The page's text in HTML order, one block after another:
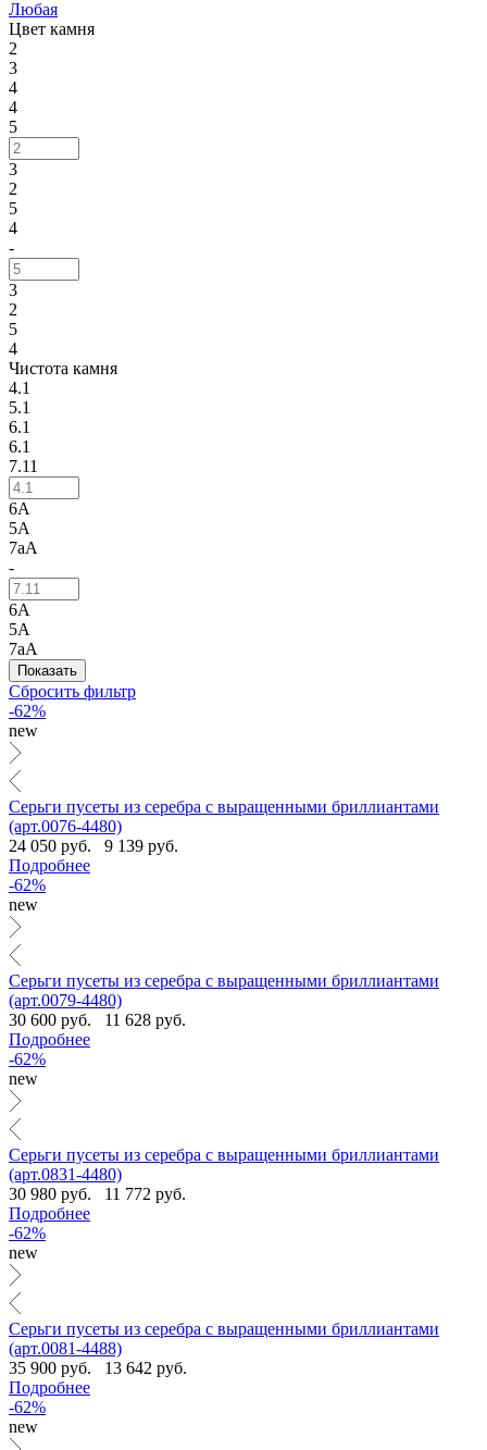
Любая
Цвет камня
2
3
4
4
5
3
2
5
4
-
3
2
5
4
Чистота камня
4.1
5.1
6.1
6.1
7.11
6А
5А
7аА
-
6А
5А
7аА
Сбросить фильтр
-62%
new
Серьги пусеты из серебра с выращенными бриллиантами
(арт.0076-4480)
24 050 руб.
9 139 руб.
Подробнее
-62%
new
Серьги пусеты из серебра с выращенными бриллиантами
(арт.0079-4480)
30 600 руб.
11 628 руб.
Подробнее
-62%
new
Серьги пусеты из серебра с выращенными бриллиантами
(арт.0831-4480)
30 980 руб.
11 772 руб.
Подробнее
-62%
new
Серьги пусеты из серебра с выращенными бриллиантами
(арт.0081-4488)
35 900 руб.
13 642 руб.
Подробнее
-62%
new